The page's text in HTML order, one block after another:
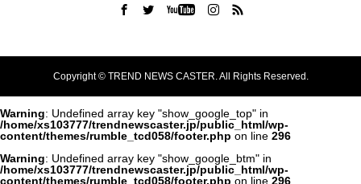
Copyright ©TREND NEWS CASTER. All Rights Reserved.
Warning: Undefined array key "show_google_top" in
/home/xs103777/trendnewscaster.jp/public_html/wp-
content/themes/rumble_tcd058/footer.php on line 296
Warning: Undefined array key "show_google_btm" in
/home/xs103777/trendnewscaster.jp/public_html/wp-
content/themes/rumble_tcd058/footer.php on line 296